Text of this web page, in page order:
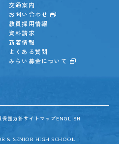
交通案内
お問い合わせ
教員採用情報
資料請求
新着情報
よくある質問
みらい募金について
保護方針サイトマップENGLISH
& SENIOR HIGH SCHOOL